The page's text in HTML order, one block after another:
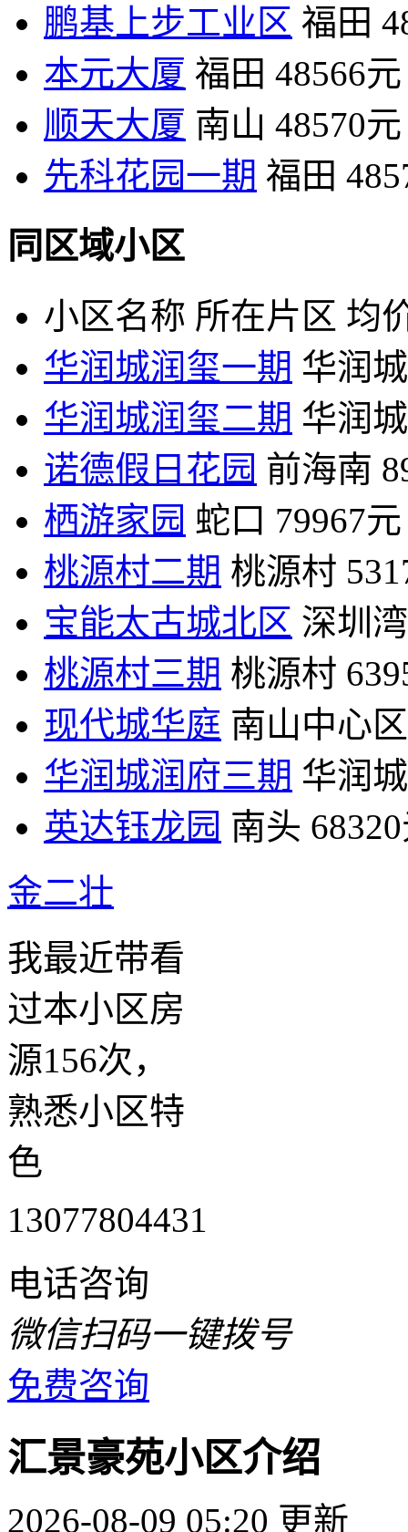
鹏基上步工业区 福田
本元大厦 福田 48566元
顺天大厦 南山 48570元
先科花园一期 福田
同区域小区
小区名称 所在片区 均
华润城润玺一期 华润城
华润城润玺二期 华润城
诺德假日花园 前海南
栖游家园 蛇口 79967元
桃源村二期 桃源村
宝能太古城北区 深圳湾
桃源村三期 桃源村
现代城华庭 南山中心区
华润城润府三期 华润城
英达钰龙园 南头
金二壮
我最近带看
过本小区房
源156次，
熟悉小区特
色
13077804431
电话咨询
微信扫码一键拨号
免费咨询
汇景豪苑小区介绍
2026-08-09 05:20 更新